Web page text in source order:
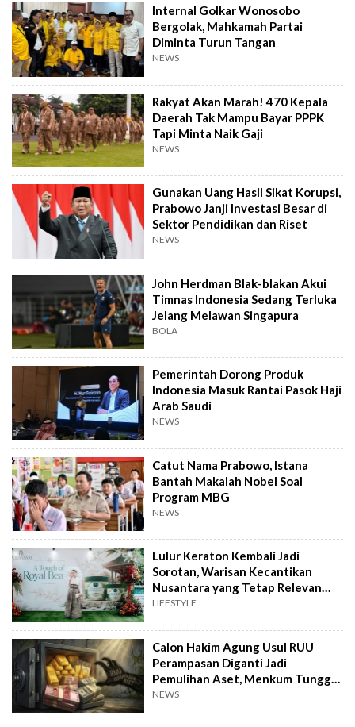
Internal Golkar Wonosobo
Bergolak, Mahkamah Partai
Diminta Turun Tangan
NEWS
Rakyat Akan Marah! 470 Kepala
Daerah Tak Mampu Bayar PPPK
Tapi Minta Naik Gaji
NEWS
Gunakan Uang Hasil Sikat Korupsi,
Prabowo Janji Investasi Besar di
Sektor Pendidikan dan Riset
NEWS
John Herdman Blak-blakan Akui
Timnas Indonesia Sedang Terluka
Jelang Melawan Singapura
BOLA
Pemerintah Dorong Produk
Indonesia Masuk Rantai Pasok Haji
Arab Saudi
NEWS
Catut Nama Prabowo, Istana
Bantah Makalah Nobel Soal
Program MBG
NEWS
Lulur Keraton Kembali Jadi
Sorotan, Warisan Kecantikan
Nusantara yang Tetap Relevan
hingga Kini
LIFESTYLE
Calon Hakim Agung Usul RUU
Perampasan Diganti Jadi
Pemulihan Aset, Menkum Tunggu
Langkah DPR
NEWS